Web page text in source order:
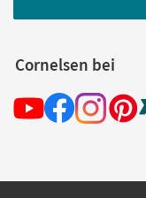
Cornelsen bei